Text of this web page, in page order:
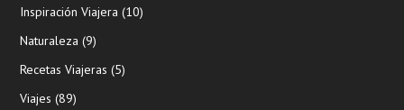
Inspiración Viajera (10)
Naturaleza (9)
Recetas Viajeras (5)
Viajes (89)